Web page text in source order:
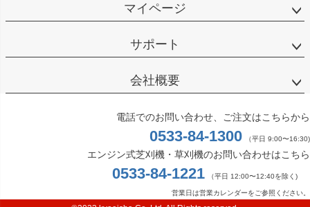
マイページ
サポート
会社概要
電話でのお問い合わせ、ご注文はこちらから
0533-84-1300 （平日 9:00〜16:30)
エンジン式芝刈機・草刈機のお問い合わせはこちら
0533-84-1221 （平日 12:00〜12:40を除く)
営業日は営業カレンダーをご参照ください。